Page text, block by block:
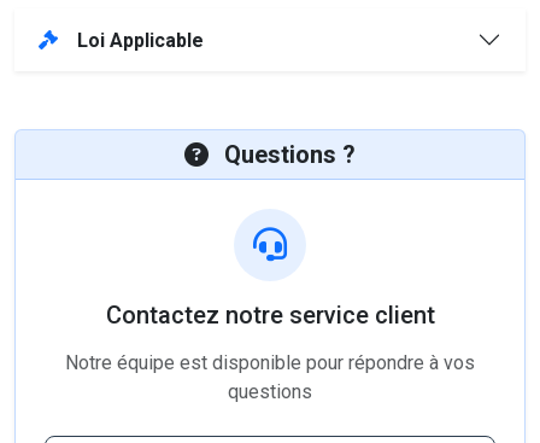
Loi Applicable
Questions ?
Contactez notre service client
Notre équipe est disponible pour répondre à vos
questions